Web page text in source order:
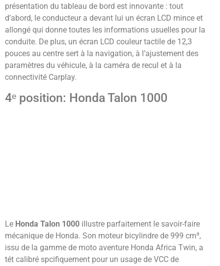
présentation du tableau de bord est innovante : tout
d’abord, le conducteur a devant lui un écran LCD mince et
allongé qui donne toutes les informations usuelles pour la
conduite. De plus, un écran LCD couleur tactile de 12,3
pouces au centre sert à la navigation, à l’ajustement des
paramètres du véhicule, à la caméra de recul et à la
connectivité Carplay.
4ᵉ position: Honda Talon 1000
Le Honda Talon 1000 illustre parfaitement le savoir-faire
mécanique de Honda. Son moteur bicylindre de 999 cm³,
issu de la gamme de moto aventure Honda Africa Twin, a
tét calibré spcifiquement pour un usage de VCC de